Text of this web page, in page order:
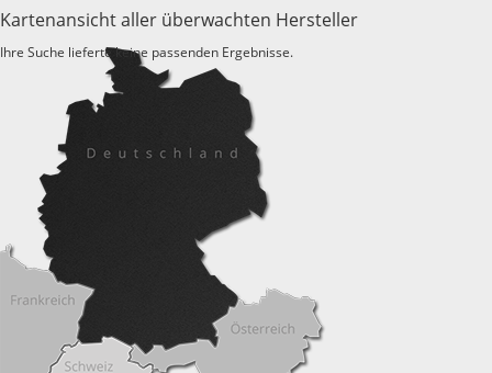
Kartenansicht aller überwachten Hersteller
Ihre Suche lieferte keine passenden Ergebnisse.